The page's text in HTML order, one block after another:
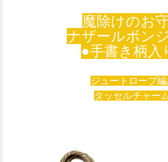
魔除けのお
ナザールボン
●手書き柄入
ジュートロープ
タッセルチャー